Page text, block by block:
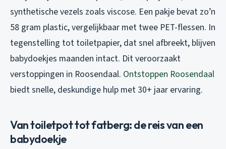
synthetische vezels zoals viscose. Een pakje bevat zo’n
58 gram plastic, vergelijkbaar met twee PET-flessen. In
tegenstelling tot toiletpapier, dat snel afbreekt, blijven
babydoekjes maanden intact. Dit veroorzaakt
verstoppingen in Roosendaal. Ontstoppen Roosendaal
biedt snelle, deskundige hulp met 30+ jaar ervaring.
Van toiletpot tot fatberg: de reis van een
babydoekje